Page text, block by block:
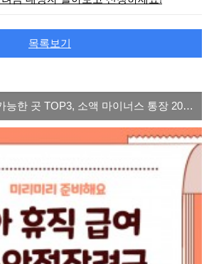
목록보기
체크카드 소액대출 가능한 곳 TOP3, 소액 마이너스 통장 2022 ver.